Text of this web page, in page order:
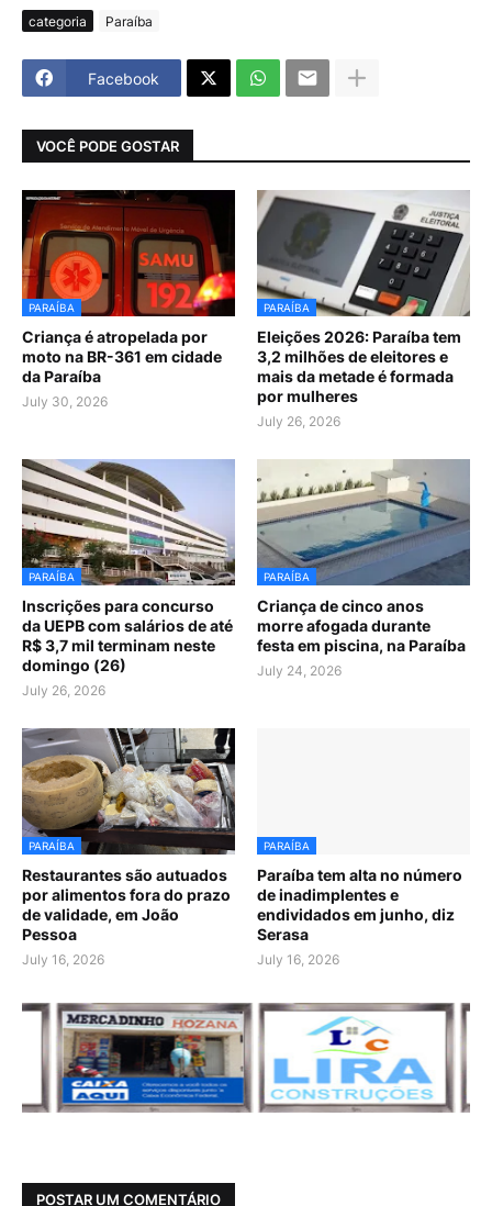
categoria Paraíba
Facebook
VOCÊ PODE GOSTAR
PARAÍBA
Criança é atropelada por
moto na BR-361 em cidade
da Paraíba
July 30, 2026
PARAÍBA
Eleições 2026: Paraíba tem
3,2 milhões de eleitores e
mais da metade é formada
por mulheres
July 26, 2026
PARAÍBA
Inscrições para concurso
da UEPB com salários de até
R$ 3,7 mil terminam neste
domingo (26)
July 26, 2026
PARAÍBA
Criança de cinco anos
morre afogada durante
festa em piscina, na Paraíba
July 24, 2026
PARAÍBA
Restaurantes são autuados
por alimentos fora do prazo
de validade, em João
Pessoa
July 16, 2026
PARAÍBA
Paraíba tem alta no número
de inadimplentes e
endividados em junho, diz
Serasa
July 16, 2026
POSTAR UM COMENTÁRIO